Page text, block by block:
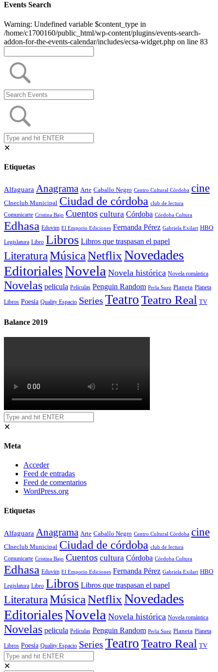
Events Search
Warning: Undefined variable $content_type in
/home/c1700160/public_html/wp-content/plugins/events-search-
addon-for-the-events-calendar/includes/ecsa-widget.php on line 83
✕
Etiquetas
Alfaguara Anagrama Arte Caballo Negro Centro Cultural Córdoba cine
CIneclub Municipal Ciudad de córdoba club de lectura
Comunicarte Cristina Bajo Cuentos cultura Córdoba Córdoba Cultura
Edhasa Eduvim El Emporio Ediciones Fernanda Pérez Gabriela Exilart HBO
Legislatura Libro Libros Libros que traspasan el papel
LiteraturaMúsicaNetflixNovedades
EditorialesNovela Novela histórica Novela romántica
Novelas pelicula Películas Penguin Random Perla Suez Planeta Planeta
Libros Poesía Quality Espacio Series TeatroTeatro Real TV
Balance 2019
✕
Meta
Acceder
Feed de entradas
Feed de comentarios
WordPress.org
Etiquetas
Alfaguara Anagrama Arte Caballo Negro Centro Cultural Córdoba cine
CIneclub Municipal Ciudad de córdoba club de lectura
Comunicarte Cristina Bajo Cuentos cultura Córdoba Córdoba Cultura
Edhasa Eduvim El Emporio Ediciones Fernanda Pérez Gabriela Exilart HBO
Legislatura Libro Libros Libros que traspasan el papel
LiteraturaMúsicaNetflixNovedades
EditorialesNovela Novela histórica Novela romántica
Novelas pelicula Películas Penguin Random Perla Suez Planeta Planeta
Libros Poesía Quality Espacio Series TeatroTeatro Real TV
✕